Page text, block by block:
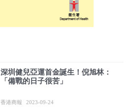
深圳健兒亞運首金誕生！倪旭林：
「備戰的日子很苦」
香港商報 2023-09-24